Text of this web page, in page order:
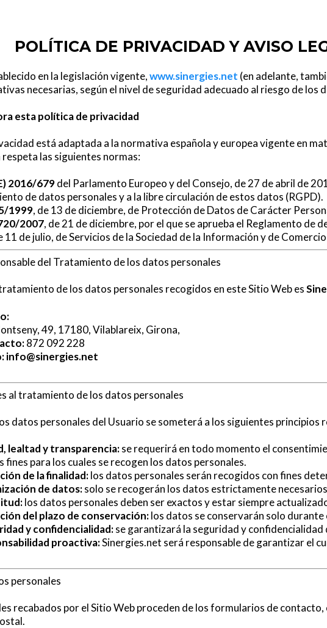
POLÍTICA DE PRIVACIDAD Y AVISO
en la legislación vigente,www.sinergies.net (en adelante,
necesarias, según el nivel de seguridad adecuado al riesgo de los
esta política de privacidad
está adaptada a la normativa española y europea vigente en
las siguientes normas:
2016/679del Parlamento Europeo y del Consejo, de 27 de abril de
de datos personales y a la libre circulación de estos datos (RGPD).
1999, de 13 de diciembre, de Protección de Datos de Carácter
2007, de 21 de diciembre, por el que se aprueba el Reglamento de
11 de julio, de Servicios de la Sociedad de la Información y de
del Tratamiento de los datos personales
de los datos personales recogidos en este Sitio Web es
49, 17180, Vilablareix, Girona,
872 092 228
info@sinergies.net
al tratamiento de los datos personales
datos personales del Usuario se someterá a los siguientes principios
lealtad y transparencia:se requerirá en todo momento el
para los cuales se recogen los datos personales.
de la finalidad:los datos personales serán recogidos con fines
de datos:solo se recogerán los datos estrictamente
los datos personales deben ser exactos y estar siempre
del plazo de conservación:los datos se conservarán solo
y confidencialidad:se garantizará la seguridad y confidencialidad
proactiva:Sinergies.net será responsable de garantizar el
personales
recabados por el Sitio Web proceden de los formularios de